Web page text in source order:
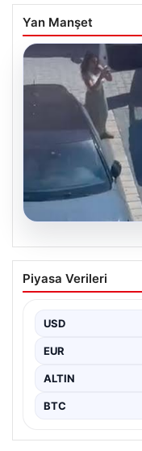
Yan Manşet
05.08.2026
Yalova’da
Komik ve
Mahallesi Ufuk
Piyasa Verileri
USD
EUR
ALTIN
BTC